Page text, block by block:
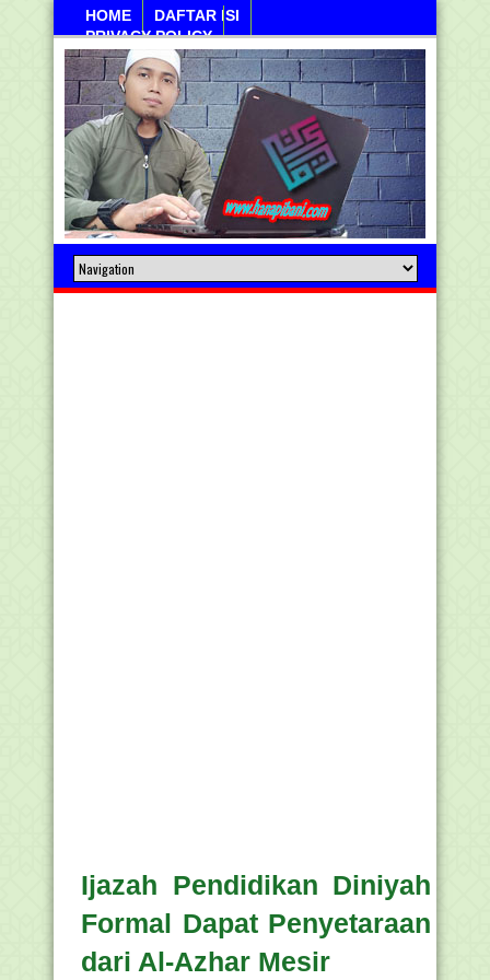
HOME
DAFTAR ISI
PRIVACY POLICY
Sabtu, 08 Agustus 2026
Ijazah Pendidikan Diniyah
Formal Dapat Penyetaraan
dari Al-Azhar Mesir